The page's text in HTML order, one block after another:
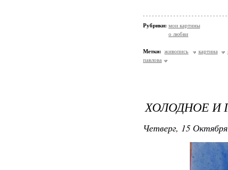
Рубрики: мои картины
о любви
Метки: живопись картина
павлова
ХОЛОДНОЕ И
Четверг, 15